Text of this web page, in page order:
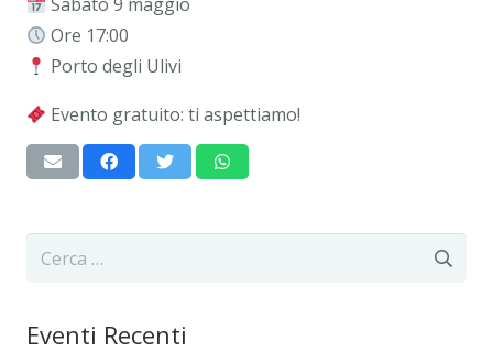
Ore 17:00
Porto degli Ulivi
Evento gratuito: ti aspettiamo!
Ricerca
Eventi Recenti